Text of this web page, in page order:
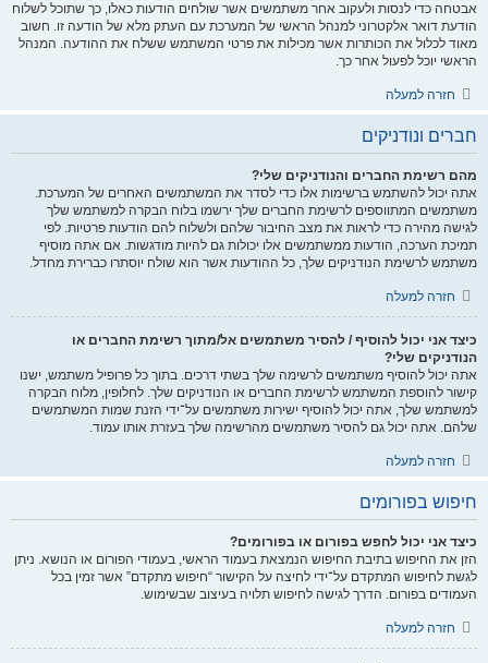
אבטחה כדי לנסות ולעקוב אחר משתמשים אשר שולחים הודעות כאלו, כך שתוכל לשלוח
הודעת דואר אלקטרוני למנהל הראשי של המערכת עם העתק מלא של הודעה זו. חשוב
מאוד לכלול את הכותרות אשר מכילות את פרטי המשתמש ששלח את ההודעה. המנהל
הראשי יוכל לפעול אחר כך.
חזרה למעלה
חברים ונודניקים
מהם רשימת החברים והנודניקים שלי?
אתה יכול להשתמש ברשימות אלו כדי לסדר את המשתמשים האחרים של המערכת.
משתמשים המתווספים לרשימת החברים שלך ירשמו בלוח הבקרה למשתמש שלך
לגישה מהירה כדי לראות את מצב החיבור שלהם ולשלוח להם הודעות פרטיות. לפי
תמיכת הערכה, הודעות ממשתמשים אלו יכולות גם להיות מודגשות. אם אתה מוסיף
משתמש לרשימת הנודניקים שלך, כל ההודעות אשר הוא שולח יוסתרו כברירת מחדל.
חזרה למעלה
כיצד אני יכול להוסיף / להסיר משתמשים אל/מתוך רשימת החברים או
הנודניקים שלי?
אתה יכול להוסיף משתמשים לרשימה שלך בשתי דרכים. בתוך כל פרופיל משתמש, ישנו
קישור להוספת המשתמש לרשימת החברים או הנודניקים שלך. לחלופין, מלוח הבקרה
למשתמש שלך, אתה יכול להוסיף ישירות משתמשים על־ידי הזנת שמות המשתמשים
שלהם. אתה יכול גם להסיר משתמשים מהרשימה שלך בעזרת אותו עמוד.
חזרה למעלה
חיפוש בפורומים
כיצד אני יכול לחפש בפורום או בפורומים?
הזן את החיפוש בתיבת החיפוש הנמצאת בעמוד הראשי, בעמודי הפורום או הנושא. ניתן
לגשת לחיפוש המתקדם על־ידי לחיצה על הקישור “חיפוש מתקדם” אשר זמין בכל
העמודים בפורום. הדרך לגישה לחיפוש תלויה בעיצוב שבשימוש.
חזרה למעלה